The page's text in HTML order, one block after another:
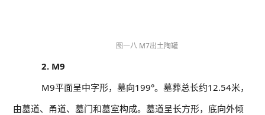
图一八 M7出土陶罐
2. M9
M9平面呈中字形，墓向199°。墓葬总长约12.54米，
由墓道、甬道、墓门和墓室构成。墓道呈长方形，底向外倾